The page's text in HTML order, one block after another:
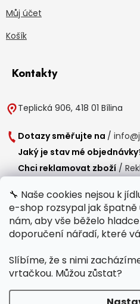
🔧 Naše cookies nejsou k
e-shop rozsypal jak
nám, aby vše běželo
doporučení nářadí, které
Slíbíme, že s nimi
vrtačkou. Můžou zůstat?
Můj účet
Košík
Kontakty
Teplická 906, 418 01 Bílina
Dotazy směřujte na /
Jaký je stav mé
Chci reklamovat zboží /
Provozní doba
Po-Čt /
8:00 - 15:00
Polední přestávka /11:00 -